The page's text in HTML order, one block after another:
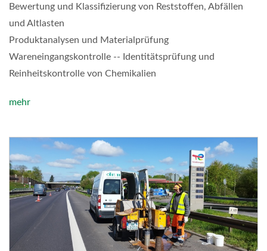
Bewertung und Klassifizierung von Reststoffen, Abfällen
und Altlasten
Produktanalysen und Materialprüfung
Wareneingangskontrolle -- Identitätsprüfung und
Reinheitskontrolle von Chemikalien
mehr